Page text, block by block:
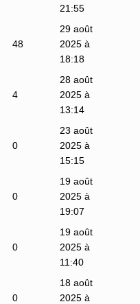
21:55
48
29 août
2025 à
18:18
4
28 août
2025 à
13:14
0
23 août
2025 à
15:15
0
19 août
2025 à
19:07
0
19 août
2025 à
11:40
0
18 août
2025 à